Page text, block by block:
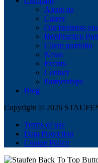
About us
Career
Our business
BestPractice
Client portfolio
News
Events
Contact
Partnerships
Blog
Copyright © 2026
Terms of use
Data Protection
Cookie Policy